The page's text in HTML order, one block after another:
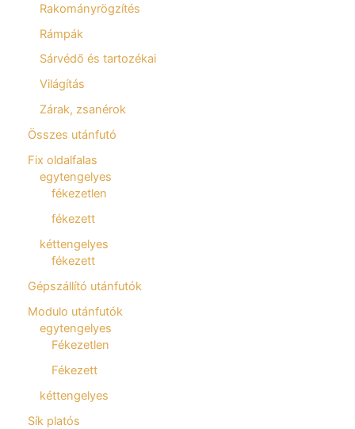
Rakományrögzítés
Rámpák
Sárvédő és tartozékai
Világítás
Zárak, zsanérok
Összes utánfutó
Fix oldalfalas
egytengelyes
fékezetlen
fékezett
kéttengelyes
fékezett
Gépszállító utánfutók
Modulo utánfutók
egytengelyes
Fékezetlen
Fékezett
kéttengelyes
Sík platós